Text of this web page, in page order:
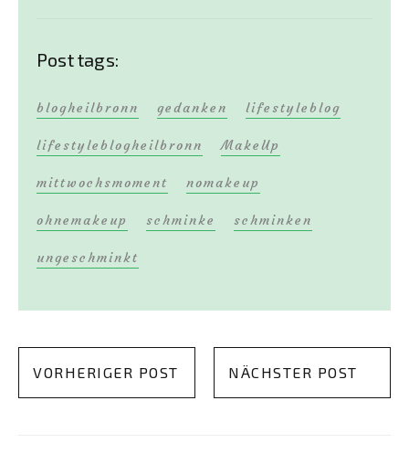
Post tags:
blogheilbronn gedanken lifestyleblog
lifestyleblogheilbronn MakeUp
mittwochsmoment nomakeup
ohnemakeup schminke schminken
ungeschminkt
VORHERIGER POST NÄCHSTER POST